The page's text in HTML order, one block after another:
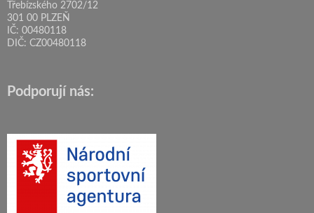
Třebízského 2702/12
301 00 PLZEŇ
IČ: 00480118
DIČ: CZ00480118
Podporují nás: